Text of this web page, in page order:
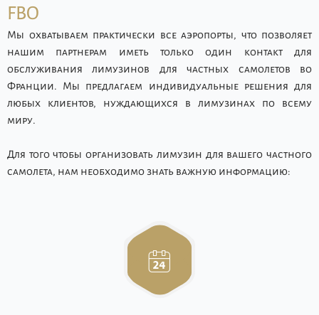
FBO
Мы охватываем практически все аэропорты, что позволяет
нашим партнерам иметь только один контакт для
обслуживания лимузинов для частных самолетов во
Франции. Мы предлагаем индивидуальные решения для
любых клиентов, нуждающихся в лимузинах по всему
миру.
Для того чтобы организовать лимузин для вашего частного
самолета, нам необходимо знать важную информацию: